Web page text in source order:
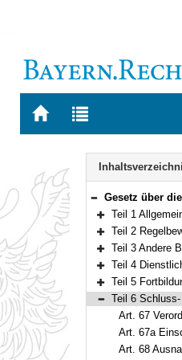
Zur
BAYERN.RECHT
Zur
letzten
Bereich
Gesetz über die Leistungslaufbahn und die Fachlaufbahnen der bayerischen
Bereich erweitern
Teil 1
Bereich erweitern
Teil 2 Regelbewerber
Bereich erweitern
Teil 3 Andere
Bereich erweitern
Teil 4
Bereich
Teil 5
Bereich
Teil 6 Schluss- und
Art. 67
Art. 67a
Art. 68